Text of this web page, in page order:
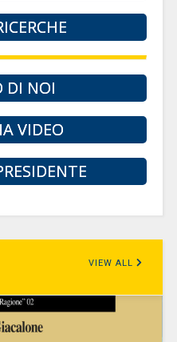
DI NOI
VIDEO
VIEW ALL